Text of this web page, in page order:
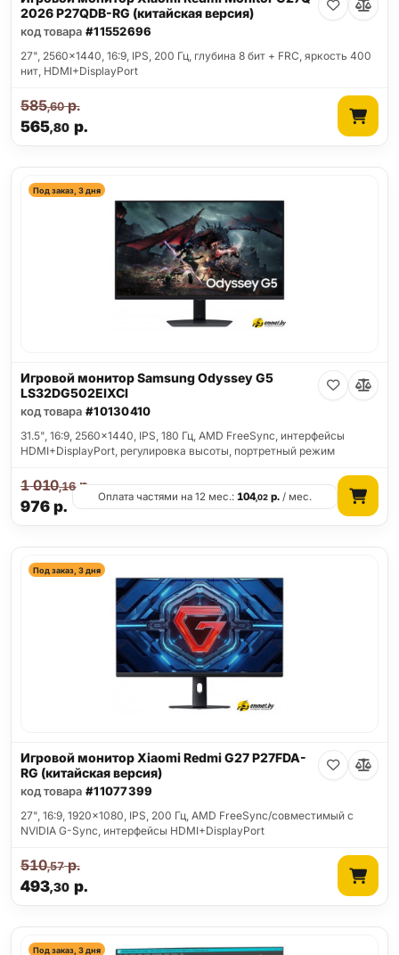
2026 P27QDB-RG (китайская версия)
код товара #11552696
27", 2560x1440, 16:9, IPS, 200 Гц, глубина 8 бит + FRC, яркость 400
нит, HDMI+DisplayPort
565,80р.
585,60р.
Под заказ, 3 дня
Игровой монитор Samsung Odyssey G5
LS32DG502EIXCI
код товара #10130410
31.5", 16:9, 2560x1440, IPS, 180 Гц, AMD FreeSync, интерфейсы
HDMI+DisplayPort, регулировка высоты, портретный режим
976р.
1 010,16р.
Оплата частями на 12 мес.:104,02 р. / мес.
Под заказ, 3 дня
Игровой монитор Xiaomi Redmi G27 P27FDA-
RG (китайская версия)
код товара #11077399
27", 16:9, 1920x1080, IPS, 200 Гц, AMD FreeSync/совместимый с
NVIDIA G-Sync, интерфейсы HDMI+DisplayPort
493,30р.
510,57р.
Под заказ, 3 дня